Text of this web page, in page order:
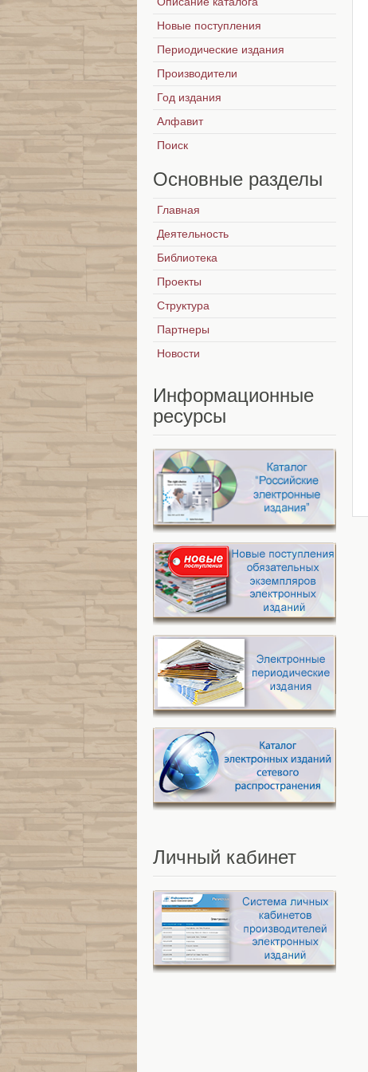
Новые поступления
Периодические издания
Производители
Год издания
Алфавит
Поиск
Основные разделы
Главная
Деятельность
Библиотека
Проекты
Структура
Партнеры
Новости
Информационные
ресурсы
Личный кабинет